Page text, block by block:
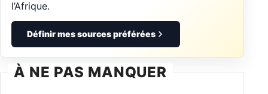
l’Afrique.
Définir mes sources préférées
À NE PAS MANQUER